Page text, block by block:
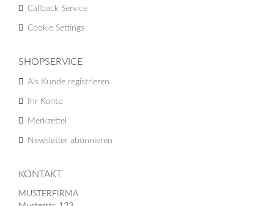
Callback Service
Cookie Settings
SHOPSERVICE
Als Kunde registrieren
Ihr Konto
Merkzettel
Newsletter abonnieren
KONTAKT
MUSTERFIRMA